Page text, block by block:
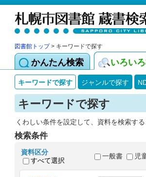
図書館トップ> キーワードで探す
かんたん検索 いろい
キーワードで探す ジャンルで探す
キーワードで探す
くわしい条件を設定して、資料を検索する
検索条件
資料区分
すべて選択
一般書 児